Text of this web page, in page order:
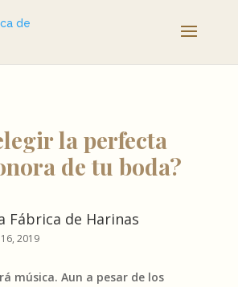
la perfecta
de tu boda?
Fábrica de Harinas
2019
música. Aun a pesar de los